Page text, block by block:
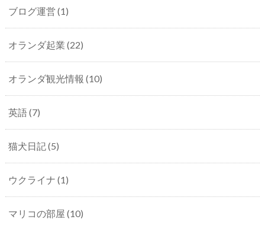
ブログ運営 (1)
オランダ起業 (22)
オランダ観光情報 (10)
英語(7)
猫犬日記(5)
ウクライナ (1)
マリコの部屋 (10)